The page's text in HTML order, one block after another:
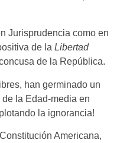
Jurisprudencia como en
de la Libertad
de la República.
han germinado un
la Edad-media en
la ignorancia!
Americana,